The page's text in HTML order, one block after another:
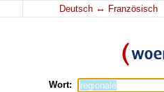
Deutsch ↔ Französisch
Wort: